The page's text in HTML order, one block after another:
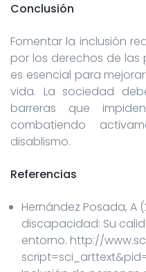
Conclusión
Fomentar la inclusión
por los derechos de
es esencial para
vida. La sociedad
barreras que
combatiendo
disablismo.
Referencias
Hernández Posada, A
discapacidad: Su
entorno. http://